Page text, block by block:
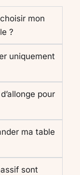
mon
?
uniquement
pour
ma table
sont